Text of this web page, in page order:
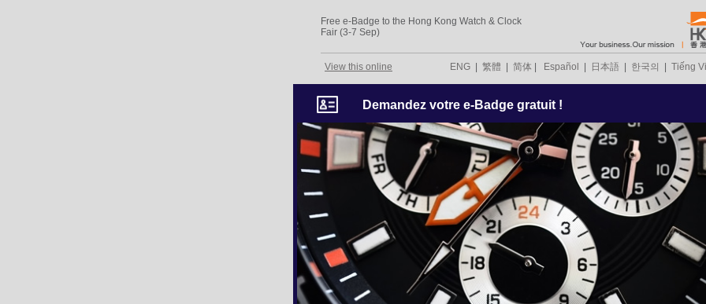
Free e-Badge to the Hong Kong Watch & Clock
Fair (3-7 Sep)
View this online ENG 繁體 简体 Español 日本語 한국의 Tiếng
Demandez votre e-Badge gratuit !